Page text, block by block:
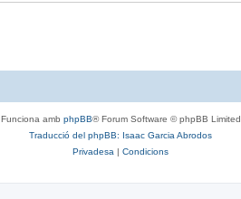
Funciona amb phpBB® Forum Software © phpBB Limited
Traducció del phpBB: Isaac Garcia Abrodos
Privadesa | Condicions